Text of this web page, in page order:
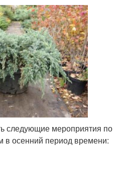
следующие мероприятия по
в осенний период времени: